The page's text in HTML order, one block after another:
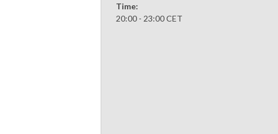
Time:
20:00 - 23:00CET